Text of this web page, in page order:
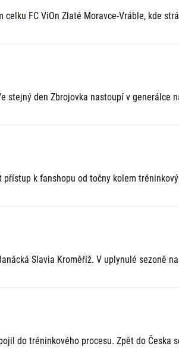
FC ViOn Zlaté Moravce-Vráble, kde
den Zbrojovka nastoupí v generálce
k fanshopu od točny kolem
Slavia Kroměříž. V uplynulé sezoně
do tréninkového procesu. Zpět do